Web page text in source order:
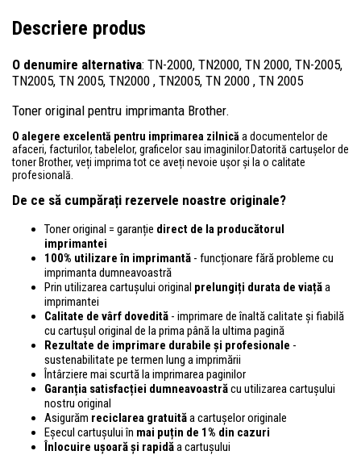
Descriere produs
O denumire alternativa: TN-2000, TN2000, TN 2000, TN-2005,
TN2005, TN 2005, TN2000 , TN2005, TN 2000 , TN 2005
Toner original pentru imprimanta Brother.
O alegere excelentă pentru imprimarea zilnică a documentelor de
afaceri, facturilor, tabelelor, graficelor sau imaginilor.Datorită cartușelor de
toner Brother, veți imprima tot ce aveți nevoie ușor și la o calitate
profesională.
De ce să cumpărați rezervele noastre originale?
Toner original = garanție direct de la producătorul
imprimantei
100% utilizare în imprimantă - funcționare fără probleme cu
imprimanta dumneavoastră
Prin utilizarea cartușului original prelungiți durata de viațăa
imprimantei
Calitate de vârf dovedită - imprimare de înaltă calitate și fiabilă
cu cartușul original de la prima până la ultima pagină
Rezultate de imprimare durabile și profesionale -
sustenabilitate pe termen lung a imprimării
Întârziere mai scurtă la imprimarea paginilor
Garanția satisfacției dumneavoastrăcu utilizarea cartușului
nostru original
Asigurăm reciclarea gratuităa cartușelor originale
Eșecul cartușului în mai puțin de 1% din cazuri
Înlocuire ușoară și rapidăa cartușului